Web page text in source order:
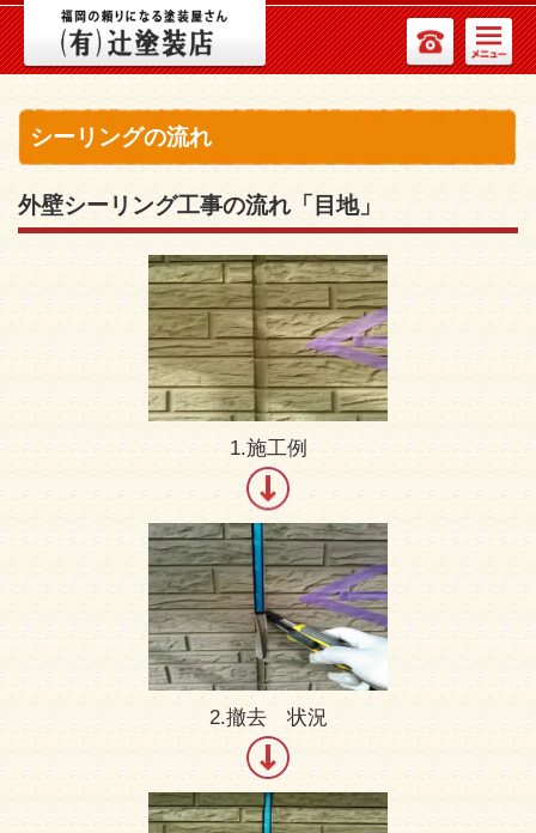
シーリングの流れ
外壁シーリング工事の流れ「目地」
1.施工例
2.撤去 状況